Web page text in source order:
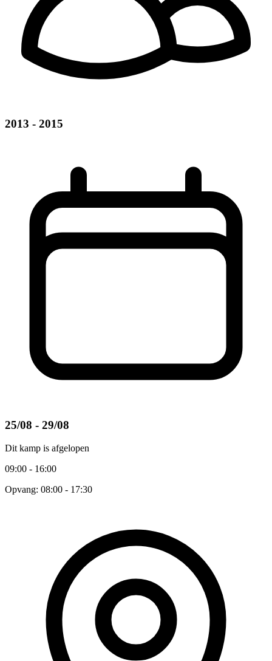
2013 - 2015
25/08 - 29/08
Dit kamp is afgelopen
09:00 - 16:00
Opvang: 08:00 - 17:30